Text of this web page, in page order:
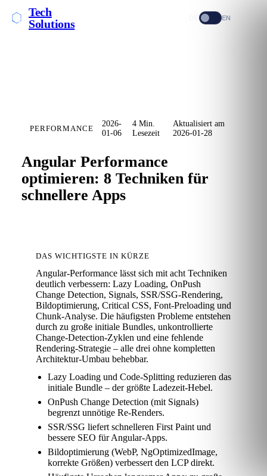
Tech
Solutions
EN
PERFORMANCE
2026-
01-06
4 Min.
Lesezeit
Aktualisiert am
2026-01-28
Angular Performance
optimieren: 8 Techniken für
schnellere Apps
DAS WICHTIGSTE IN KÜRZE
Angular-Performance lässt sich mit acht Techniken
deutlich verbessern: Lazy Loading, OnPush
Change Detection, Signals, SSR/SSG-Rendering,
Bildoptimierung, Critical CSS, Font-Preloading und
Chunk-Analyse. Die häufigsten Probleme entstehen
durch zu große initiale Bundles, unkontrollierte
Change-Detection-Zyklen und eine fehlende
Rendering-Strategie – alle drei ohne kompletten
Architektur-Umbau behebbar.
Lazy Loading und Code-Splitting reduzieren das
initiale Bundle – der größte Ladezeit-Hebel.
OnPush Change Detection (mit Signals)
begrenzt unnötige Re-Renders.
SSR/SSG liefert schnelleren First Paint und
bessere SEO für Angular-Apps.
Bildoptimierung (WebP, NgOptimizedImage,
korrekte Größen) verbessert den LCP direkt.